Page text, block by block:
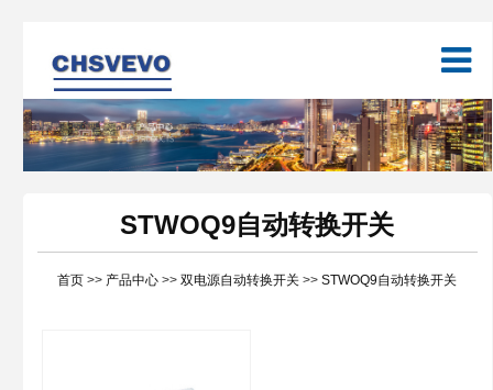
STWOQ9自动转换开关
首页 >> 产品中心 >>双电源自动转换开关 >>STWOQ9自动转换开关